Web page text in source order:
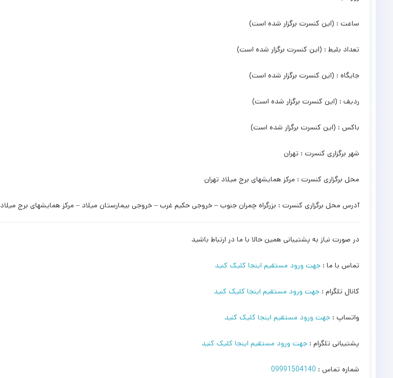
ساعت : (این کنسرت برگزار شده است)
تعداد بلیط : (این کنسرت برگزار شده است)
جایگاه : (این کنسرت برگزار شده است)
ردیف : (این کنسرت برگزار شده است)
باکس : (این کنسرت برگزار شده است)
شهر برگزاری کنسرت : تهران
محل برگزاری کنسرت : مرکز همایشهای برج میلاد تهران
آدرس محل برگزاری کنسرت : بزرگراه چمران جنوب – خروجی حکیم غرب – خروجی بیمارستان میلاد – مرکز همایشهای برج میلاد
در صورت نیاز به پشتیبانی همین حالا با ما در ارتباط باشید
تماس با ما : جهت ورود مستقیم اینجا کلیک کنید
کانال تلگرام : جهت ورود مستقیم اینجا کلیک کنید
واتساپ : جهت ورود مستقیم اینجا کلیک کنید
پشتیبانی تلگرام : جهت ورود مستقیم اینجا کلیک کنید
شماره تماس : 09991504140